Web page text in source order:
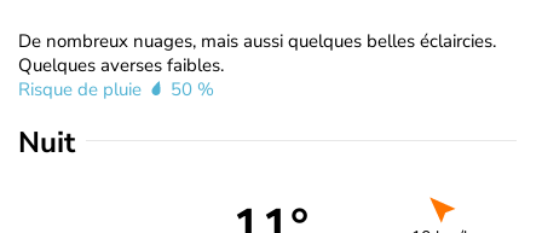
De nombreux nuages, mais aussi quelques belles éclaircies.
Quelques averses faibles.
Risque de pluie
50 %
Nuit